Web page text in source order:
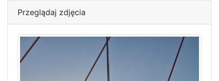
Przeglądaj zdjęcia